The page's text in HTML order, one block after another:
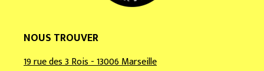
NOUS TROUVER
19 rue des 3 Rois - 13006 Marseille